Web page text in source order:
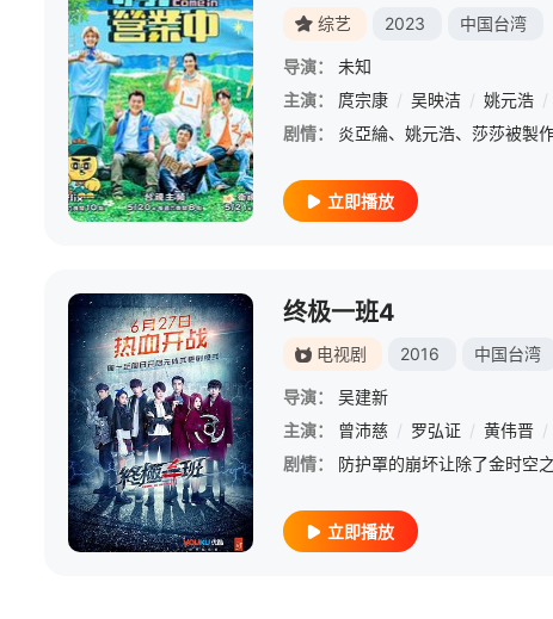
综艺 2023 中国台湾
导演：
未知
主演：
庹宗康 / 吴映洁 / 姚元浩 /
剧情：
立即播放
终极一班4
电视剧 2016 中国台湾
导演：
吴建新
主演：
曾沛慈 / 罗弘证 / 黄伟晋 /
剧情：
立即播放